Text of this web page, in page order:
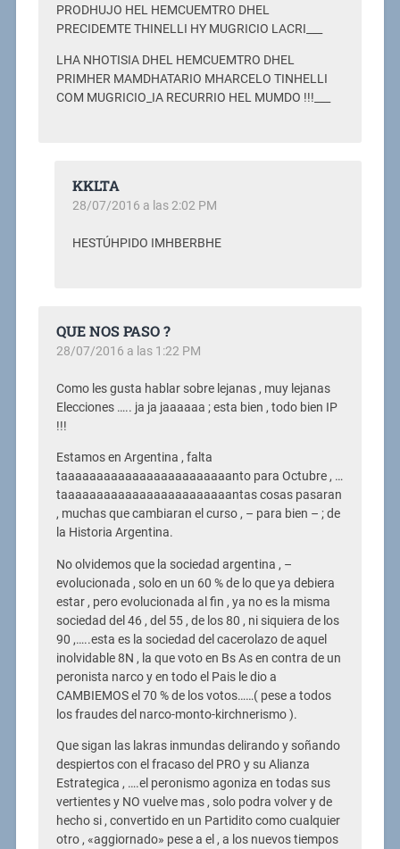
PRODHUJO HEL HEMCUEMTRO DHEL
PRECIDEMTE THINELLI HY MUGRICIO LACRI___
LHA NHOTISIA DHEL HEMCUEMTRO DHEL
PRIMHER MAMDHATARIO MHARCELO TINHELLI
COM MUGRICIO_IA RECURRIO HEL MUMDO !!!___
KKLTA
28/07/2016 a las 2:02 PM
HESTÚHPIDO IMHBERBHE
QUE NOS PASO ?
28/07/2016 a las 1:22 PM
Como les gusta hablar sobre lejanas , muy lejanas
Elecciones ….. ja ja jaaaaaa ; esta bien , todo bien IP
!!!
Estamos en Argentina , falta
taaaaaaaaaaaaaaaaaaaaaaaanto para Octubre , …
taaaaaaaaaaaaaaaaaaaaaaaantas cosas pasaran
, muchas que cambiaran el curso , – para bien – ; de
la Historia Argentina.
No olvidemos que la sociedad argentina , –
evolucionada , solo en un 60 % de lo que ya debiera
estar , pero evolucionada al fin , ya no es la misma
sociedad del 46 , del 55 , de los 80 , ni siquiera de los
90 ,…..esta es la sociedad del cacerolazo de aquel
inolvidable 8N , la que voto en Bs As en contra de un
peronista narco y en todo el Pais le dio a
CAMBIEMOS el 70 % de los votos……( pese a todos
los fraudes del narco-monto-kirchnerismo ).
Que sigan las lakras inmundas delirando y soñando
despiertos con el fracaso del PRO y su Alianza
Estrategica , ….el peronismo agoniza en todas sus
vertientes y NO vuelve mas , solo podra volver y de
hecho si , convertido en un Partidito como cualquier
otro , «aggiornado» pese a el , a los nuevos tiempos